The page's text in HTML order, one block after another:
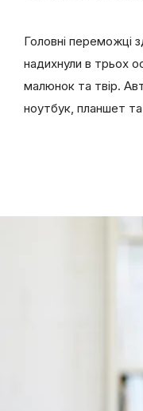
Головні переможці
надихнули в трьох
малюнок та твір.
ноутбук, планшет